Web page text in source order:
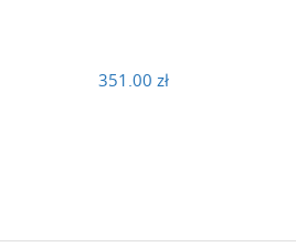
351.00 zł